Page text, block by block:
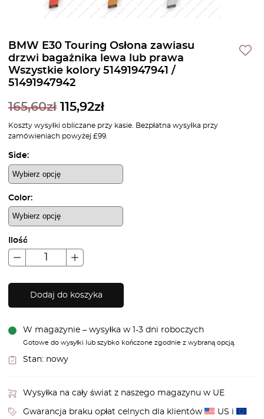
BMW E30 Touring Osłona zawiasu
drzwi bagażnika lewa lub prawa
Wszystkie kolory 51491947941 /
51491947942
165,60zł 115,92zł
Koszty wysyłki obliczane przy kasie. Bezpłatna wysyłka przy
zamówieniach powyżej £99.
Side:
Color:
Ilość
Dodaj do koszyka
W magazynie – wysyłka w 1-3 dni roboczych
Gotowe do wysyłki lub szybko kończone zgodnie z wybraną opcją.
Stan: nowy
Wysyłka na cały świat z naszego magazynu w UE
Gwarancja braku opłat celnych dla klientów
US i